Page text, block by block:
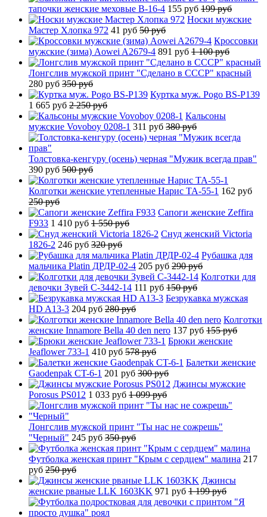
тапочки женские меховые B-16-4 155 руб 199 руб
Носки мужские
Мастер Хлопка 972 41 руб 50 руб
Кроссовки
мужские (зима) Aowei A2679-4 891 руб 1 100 руб
Лонгслив мужской принт "Сделано в СССР" красный
280 руб 350 руб
Куртка муж. Pogo BS-P139
1 665 руб 2 250 руб
Кальсоны
мужские Vovoboy 0208-1 311 руб 380 руб
Толстовка-кенгуру (осень) черная "Мужик всегда прав"
390 руб 500 руб
Колготки женские утепленные Нарис TA-55-1 162 руб
250 руб
Сапоги женские Zeffira
F933 1 410 руб 1 550 руб
Снуд женский Victoria
1826-2 246 руб 320 руб
Рубашка для
мальчика Platin ДРДР-02-4 205 руб 290 руб
Колготки для
девочки Зувей C-3442-14 111 руб 150 руб
Безрукавка мужская
HD A13-3 204 руб 280 руб
Колготки
женские Innamore Bella 40 den nero 137 руб 155 руб
Брюки женские
Jeaflower 733-1 410 руб 578 руб
Балетки женские
Gaodenpak CT-6-1 201 руб 300 руб
Джинсы мужские
Porosus PS012 1 033 руб 1 099 руб
Лонгслив мужской принт "Ты нас не сожрешь"
"Черный" 245 руб 350 руб
Футболка женская принт "Крым с сердцем" малина 217
руб 250 руб
Джинсы
женские рваные LLK 1603KK 971 руб 1 199 руб